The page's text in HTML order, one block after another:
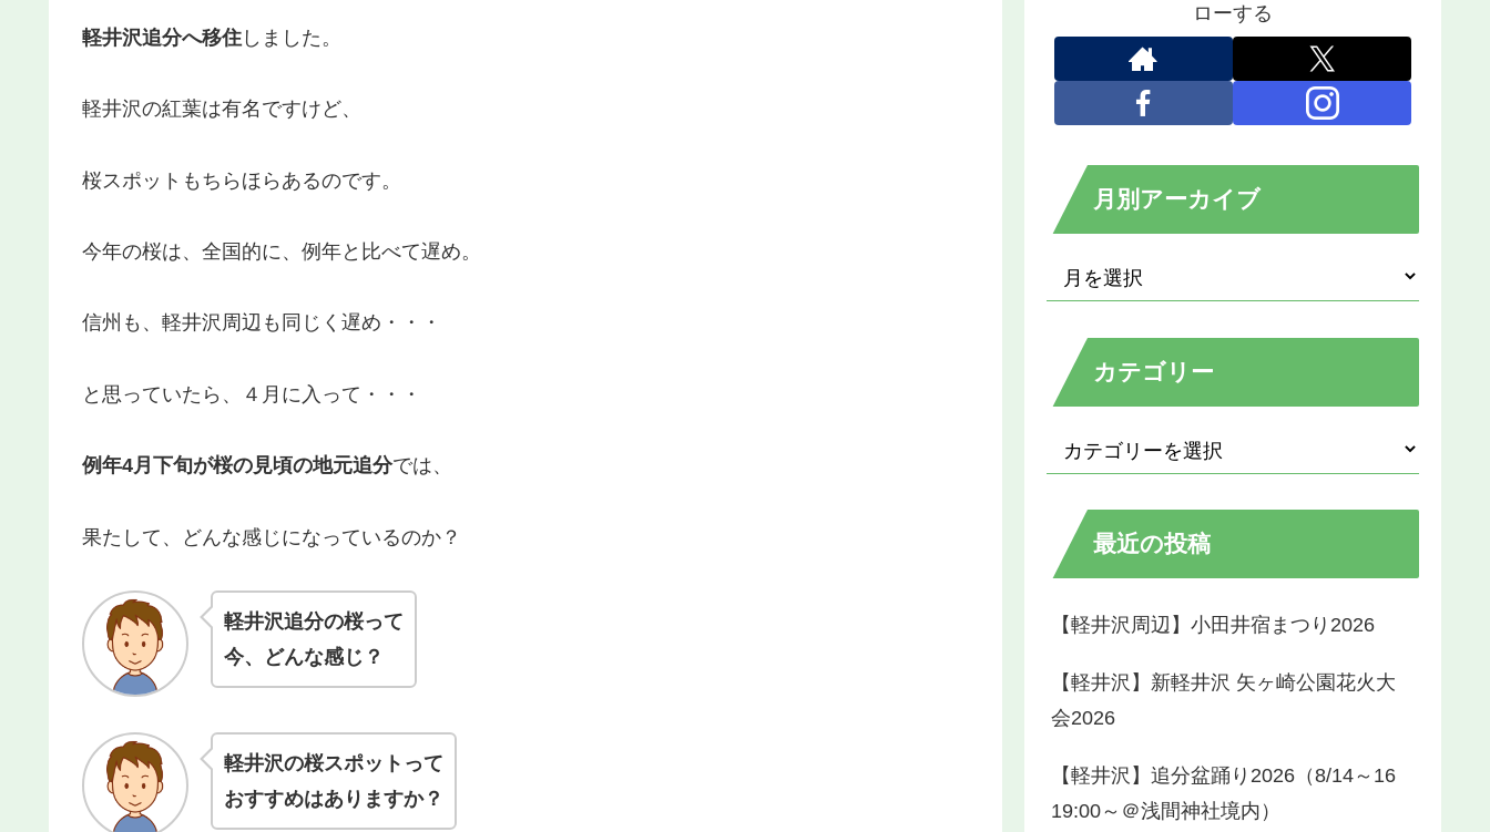
軽井沢追分へ移住 しました。
軽井沢の紅葉は有名ですけど、
桜スポットもちらほらあるのです。
今年の桜は、全国的に、例年と比べて遅め。
信州も、軽井沢周辺も同じく遅め・・・
と思っていたら、４月に入って・・・
例年4月下旬が桜の見頃の地元追分では、
果たして、どんな感じになっているのか？
軽井沢追分の桜って
今、どんな感じ？
軽井沢の桜スポットって
おすすめはありますか？
ローする
月別アーカイブ
カテゴリー
最近の投稿
【軽井沢周辺】小田井宿まつり2026
【軽井沢】新軽井沢 矢ヶ崎公園花火大
会2026
【軽井沢】追分盆踊り2026（8/14～16
19:00～＠浅間神社境内）